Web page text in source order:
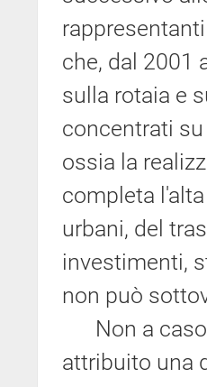
che, dal 2001
sulla rotaia e
concentrati
ossia la
completa
urbani, del
investimenti,
non può
Non a caso,
attribuito una